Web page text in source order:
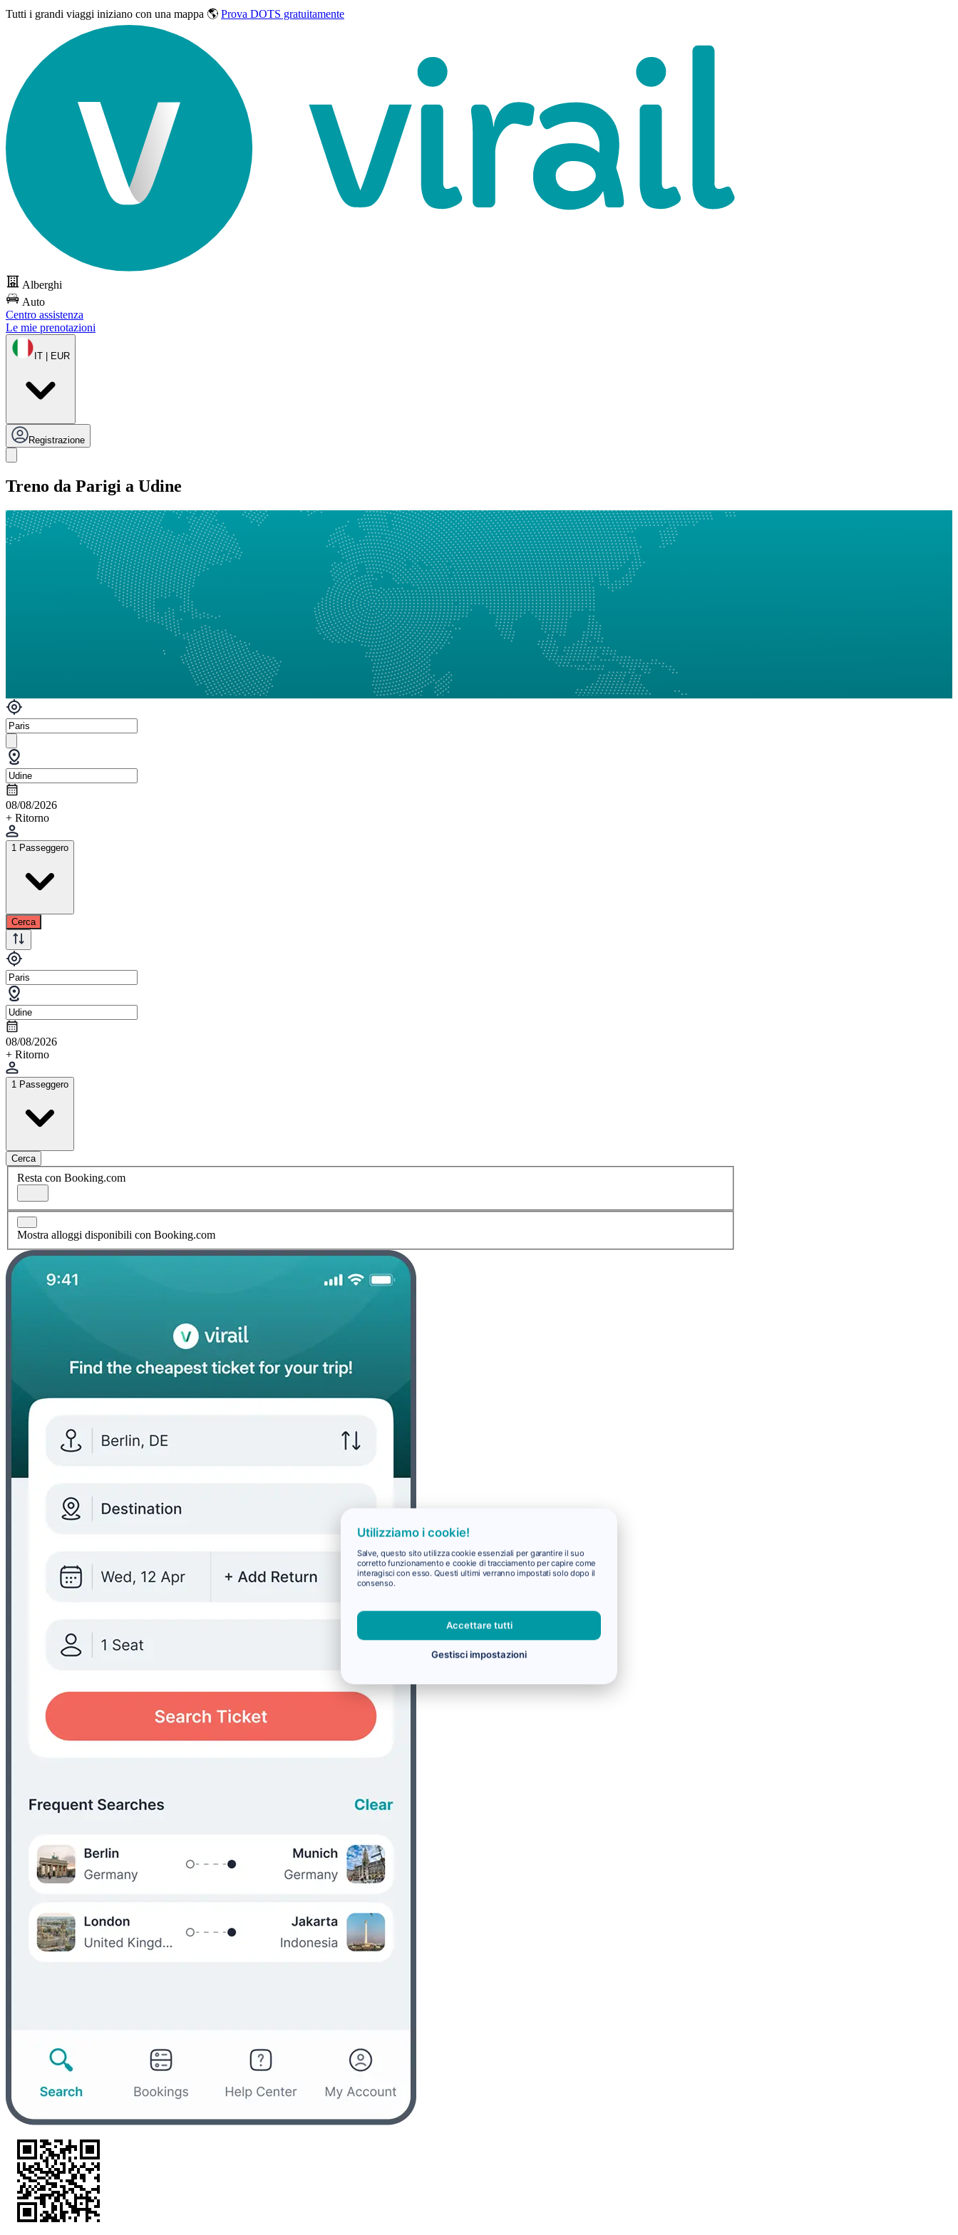
Tutti i grandi viaggi iniziano con una mappa 🌎 Prova DOTS gratuitamente
Alberghi
Auto
Centro assistenza
Le mie prenotazioni
IT | EUR
Registrazione
Treno da Parigi a Udine
08/08/2026
+ Ritorno
1 Passeggero
Cerca
08/08/2026
+ Ritorno
1 Passeggero
Cerca
Resta con Booking.com
Mostra alloggi disponibili con Booking.com
Utilizziamo i cookie!
Salve, questo sito utilizza cookie essenziali per garantire il suo
corretto funzionamento e cookie di tracciamento per capire come
interagisci con esso. Questi ultimi verranno impostati solo dopo il
consenso.
Accettare tutti
Gestisci impostazioni